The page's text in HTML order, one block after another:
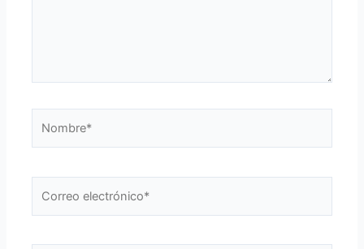
electrónico*